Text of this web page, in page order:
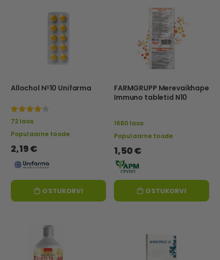
Allochol №10 Unifarma
100%
72 laos
Populaarne toode
2,19 €
OSTUKORVI
FARMGRUPP Merevaikhape
Immuno tabletid N10
1680 laos
Populaarne toode
1,50 €
OSTUKORVI